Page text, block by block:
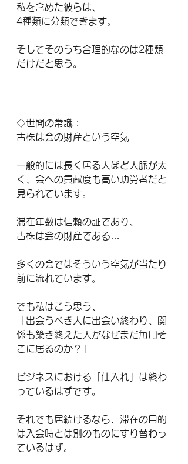
私を含めた彼らは、
4種類に分類できます。
そしてそのうち合理的なのは2種類
だけだと思う。
◇世間の常識：
古株は会の財産という空気
一般的には長く居る人ほど人脈が太
く、会への貢献度も高い功労者だと
見られています。
滞在年数は信頼の証であり、
古株は会の財産である…
多くの会ではそういう空気が当たり
前に流れています。
でも私はこう思う、
「出会うべき人に出会い終わり、関
係も築き終えた人がなぜまだ毎月そ
こに居るのか？」
ビジネスにおける「仕入れ」は終わ
っているはずです。
それでも居続けるなら、滞在の目的
は入会時とは別のものにすり替わっ
ているはず。